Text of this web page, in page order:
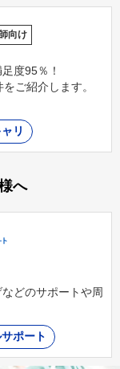
向け
度95％！
ご紹介します。
リ
へ
どのサポートや周
ポート